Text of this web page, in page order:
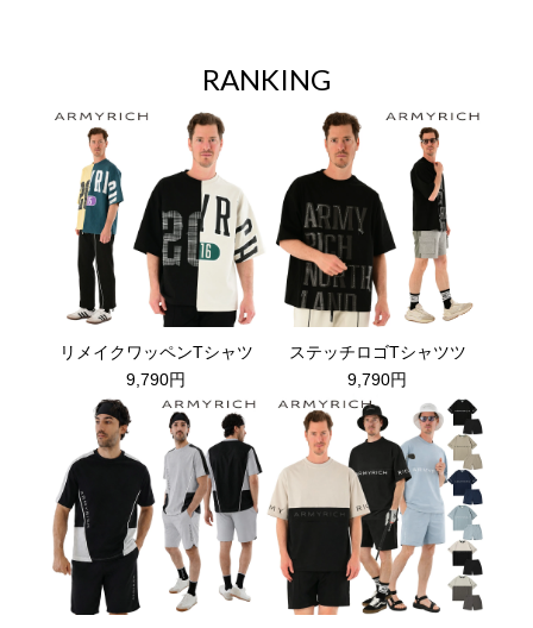
RANKING
リメイクワッペンTシャツ
9,790円
ステッチロゴTシャツツ
9,790円